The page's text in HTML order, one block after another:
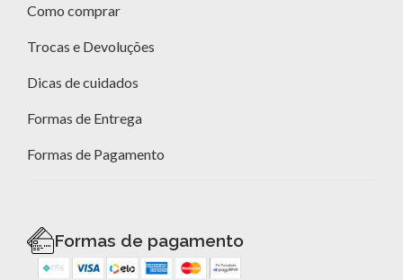
Como comprar
Trocas e Devoluções
Dicas de cuidados
Formas de Entrega
Formas de Pagamento
Formas de pagamento